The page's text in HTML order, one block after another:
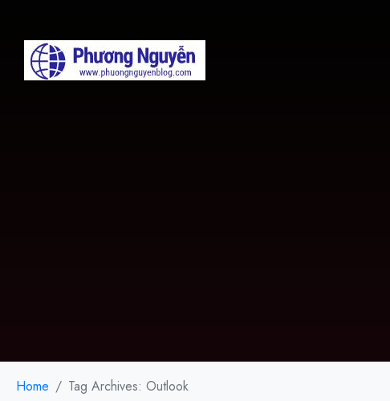
Home Tag Archives: Outlook